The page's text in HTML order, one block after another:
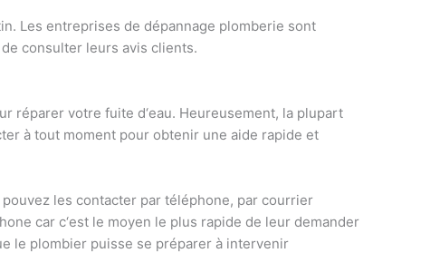
in. Les entreprises de dépannage plomberie sont
de consulter leurs avis clients.
réparer votre fuite d‘eau. Heureusement, la plupart
er à tout moment pour obtenir une aide rapide et
pouvez les contacter par téléphone, par courrier
car c‘est le moyen le plus rapide de leur demander
le plombier puisse se préparer à intervenir